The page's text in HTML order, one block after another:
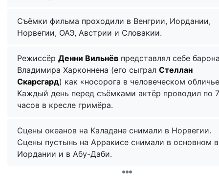
Съёмки фильма проходили в Венгрии, Иордании,
Норвегии, ОАЭ, Австрии и Словакии.
Режиссёр Денни Вильнёв представлял себе
Владимира Харконнена (его сыграл Стеллан
Скарсгард) как «носорога в человеческом
Каждый день перед съёмками актёр проводил по 7
часов в кресле гримёра.
Сцены океанов на Каладане снимали в Норвегии.
Сцены пустынь на Арракисе снимали в основном в
Иордании и в Абу-Даби.